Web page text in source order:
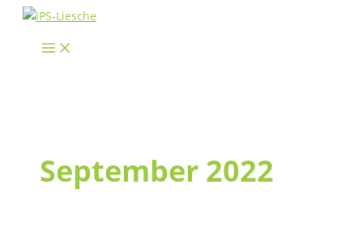
Zum
springen
September 2022